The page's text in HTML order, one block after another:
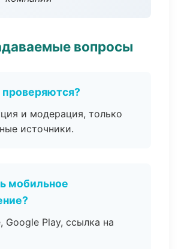
вопросы
и модерация, только
источники.
мобильное
Google Play, ссылка на